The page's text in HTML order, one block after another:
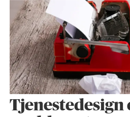
Tjenestedesign